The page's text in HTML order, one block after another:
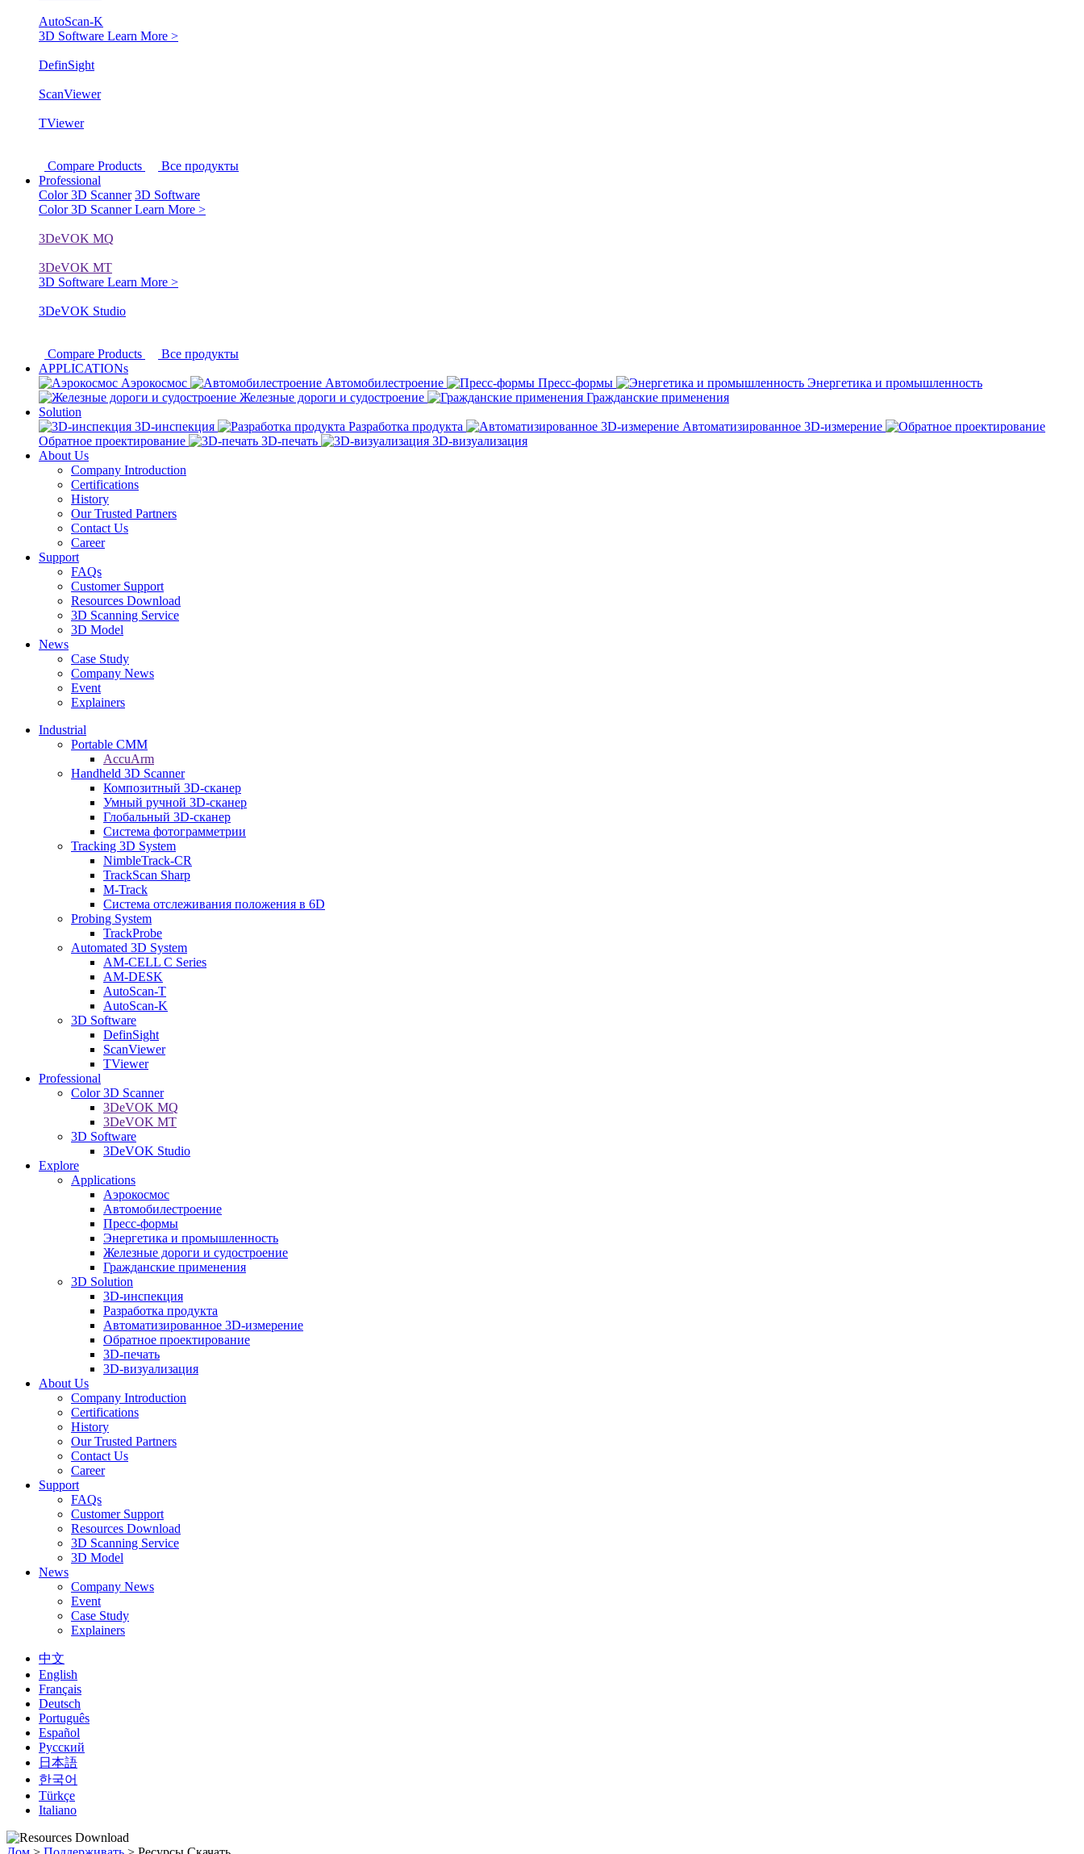
AutoScan-K
3D Software Learn More >
DefinSight
ScanViewer
TViewer
Compare Products
Все продукты
Professional
Color 3D Scanner 3D Software
Color 3D ScannerLearn More >
3DeVOK MQ
3DeVOK MT
3D Software Learn More >
3DeVOK Studio
Compare Products
Все продукты
APPLICATIONs
Аэрокосмос
Автомобилестроение Пресс-формы
Энергетика и промышленность
Железные дороги и судостроение
Гражданские применения
Solution
3D-инспекция
Разработка продукта
Автоматизированное 3D-измерение
Обратное проектирование
3D-печать
3D-визуализация
About Us
Company Introduction
Certifications
History
Our Trusted Partners
Contact Us
Career
Support
FAQs
Customer Support
Resources Download
3D Scanning Service
3D Model
News
Case Study
Company News
Event
Explainers
Industrial
Portable CMM
AccuArm
Handheld 3D Scanner
Композитный 3D-сканер
Умный ручной 3D-сканер
Глобальный 3D-сканер
Система фотограмметрии
Tracking 3D System
NimbleTrack-CR
TrackScan Sharp
M-Track
Система отслеживания положения в 6D
Probing System
TrackProbe
Automated 3D System
AM-CELL C Series
AM-DESK
AutoScan-T
AutoScan-K
3D Software
DefinSight
ScanViewer
TViewer
Professional
Color 3D Scanner
3DeVOK MQ
3DeVOK MT
3D Software
3DeVOK Studio
Explore
Applications
Аэрокосмос
Автомобилестроение
Пресс-формы
Энергетика и промышленность
Железные дороги и судостроение
Гражданские применения
3D Solution
3D-инспекция
Разработка продукта
Автоматизированное 3D-измерение
Обратное проектирование
3D-печать
3D-визуализация
About Us
Company Introduction
Certifications
History
Our Trusted Partners
Contact Us
Career
Support
FAQs
Customer Support
Resources Download
3D Scanning Service
3D Model
News
Company News
Event
Case Study
Explainers
中文
English
Français
Deutsch
Português
Español
Русский
日本語
한국어
Türkçe
Italiano